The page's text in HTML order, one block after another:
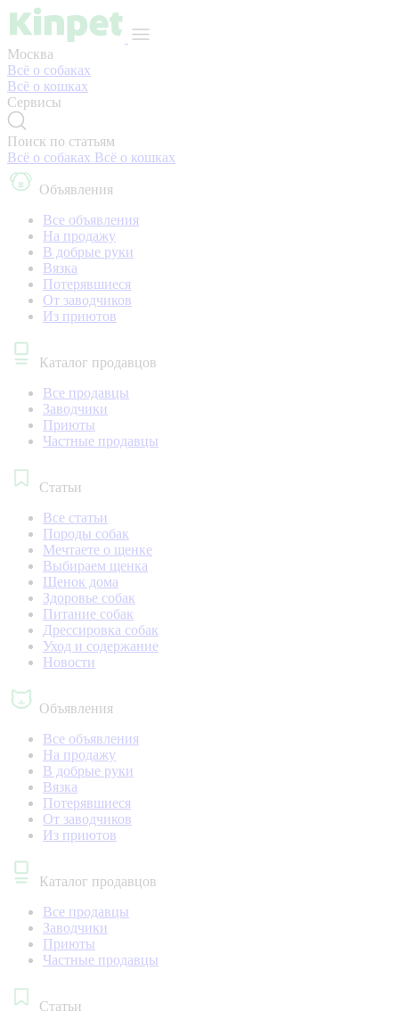
Москва
Всё о собаках
Всё о кошках
Сервисы
Поиск по статьям
Всё о собаках Всё о кошках
Объявления
Все объявления
На продажу
В добрые руки
Вязка
Потерявшиеся
От заводчиков
Из приютов
Каталог продавцов
Все продавцы
Заводчики
Приюты
Частные продавцы
Статьи
Все статьи
Породы собак
Мечтаете о щенке
Выбираем щенка
Щенок дома
Здоровье собак
Питание собак
Дрессировка собак
Уход и содержание
Новости
Объявления
Все объявления
На продажу
В добрые руки
Вязка
Потерявшиеся
От заводчиков
Из приютов
Каталог продавцов
Все продавцы
Заводчики
Приюты
Частные продавцы
Статьи